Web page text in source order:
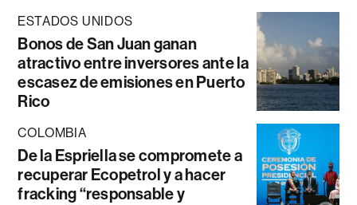
ESTADOS UNIDOS
Bonos de San Juan ganan
atractivo entre inversores ante la
escasez de emisiones en Puerto
Rico
COLOMBIA
De la Espriella se compromete a
recuperar Ecopetrol y a hacer
fracking “responsable y